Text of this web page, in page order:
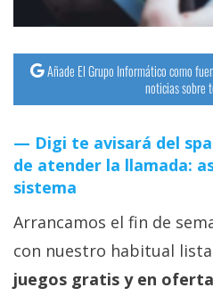
Añade El Grupo Informático como
noticias sobre
Digi te avisará del
de atender la llamada:
sistema
Arrancamos el fin de
con nuestro habitual
juegos gratis y en